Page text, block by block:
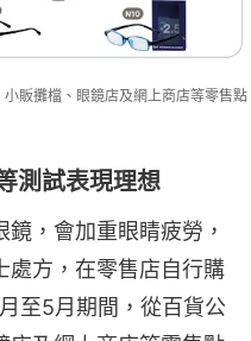
販攤檔、眼鏡店及網上商店等零售點
測試表現理想
，會加重眼睛疲勞，
處方，在零售店自行購
至5月期間，從百貨公